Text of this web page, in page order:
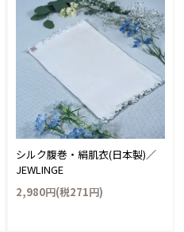
シルク腹巻・絹肌衣(日本製)／
JEWLINGE
2,980円(税271円)